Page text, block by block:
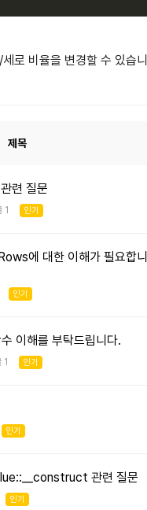
로 비율을 변경할 수 있습
제목
련 질문
1 인기
에 대한 이해가 필요합니
인기
이해를 부탁드립니다.
1 인기
인기
관련 질문
인기